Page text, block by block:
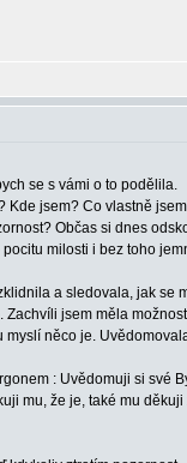
se s vámi o to podělila.
jsem? Co vlastně
Občas si dnes
milosti i bez toho
a sledovala, jak se
jsem měla
něco je.
: Uvědomuji si své
mu, že je, také mu